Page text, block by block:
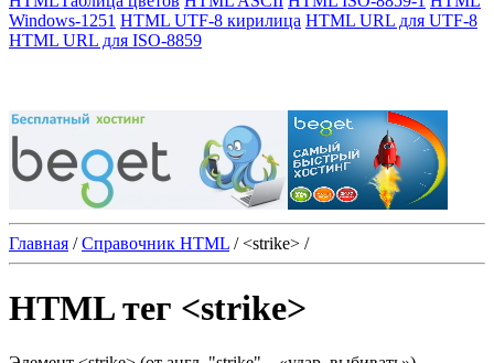
Windows-1251 HTML UTF-8 кирилица HTML URL для UTF-8
HTML URL для ISO-8859
Главная / Справочник HTML / <strike> /
HTML тег <strike>